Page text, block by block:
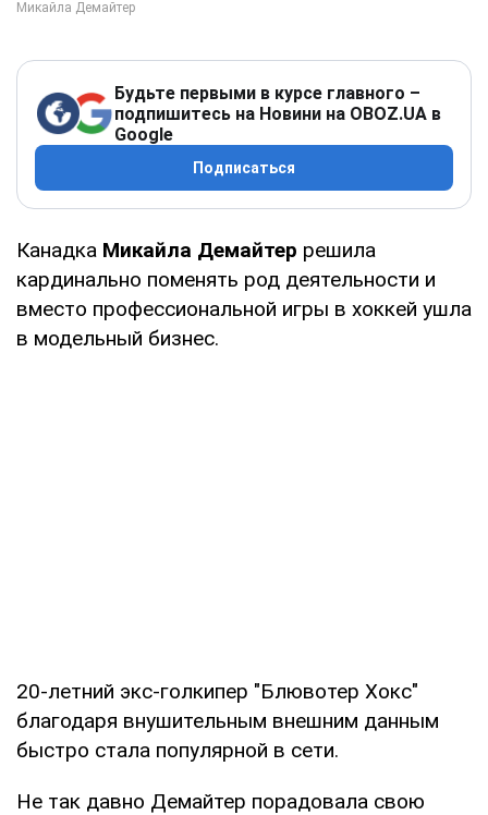
Будьте первыми в курсе главного –
подпишитесь на Новини на OBOZ.UA в
Google
Подписаться
Канадка Микайла Демайтер решила
кардинально поменять род деятельности и
вместо профессиональной игры в хоккей ушла
в модельный бизнес.
20-летний экс-голкипер "Блювотер Хокс"
благодаря внушительным внешним данным
быстро стала популярной в сети.
Не так давно Демайтер порадовала свою